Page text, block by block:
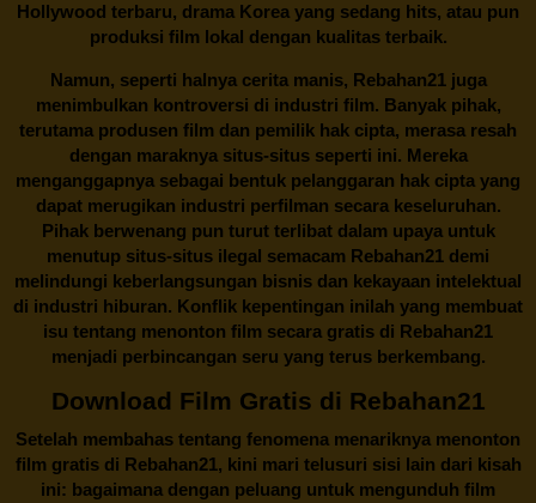
Hollywood terbaru, drama Korea yang sedang hits, atau pun
produksi film lokal dengan kualitas terbaik.
Namun, seperti halnya cerita manis, Rebahan21juga
menimbulkan kontroversi di industri film. Banyak pihak,
terutama produsen film dan pemilik hak cipta, merasa resah
dengan maraknya situs-situs seperti ini. Mereka
menganggapnya sebagai bentuk pelanggaran hak cipta yang
dapat merugikan industri perfilman secara keseluruhan.
Pihak berwenang pun turut terlibat dalam upaya untuk
menutup situs-situs ilegal semacam Rebahan21 demi
melindungi keberlangsungan bisnis dan kekayaan intelektual
di industri hiburan. Konflik kepentingan inilah yang membuat
isu tentang menonton film secara gratis di Rebahan21
menjadi perbincangan seru yang terus berkembang.
Download Film Gratis di Rebahan21
Setelah membahas tentang fenomena menariknya menonton
film gratis di Rebahan21, kini mari telusuri sisi lain dari kisah
ini: bagaimana dengan peluang untuk mengunduh film